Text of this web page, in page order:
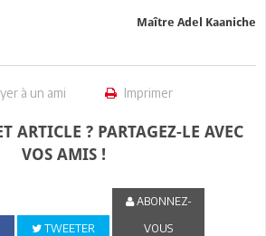
Maître Adel Kaaniche
à un ami Imprimer
ARTICLE ? PARTAGEZ-LE AVEC
VOS AMIS !
TWEETER
ABONNEZ-
VOUS